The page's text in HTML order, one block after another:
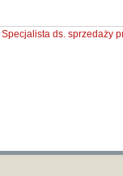
Specjalista ds. sprzedaży